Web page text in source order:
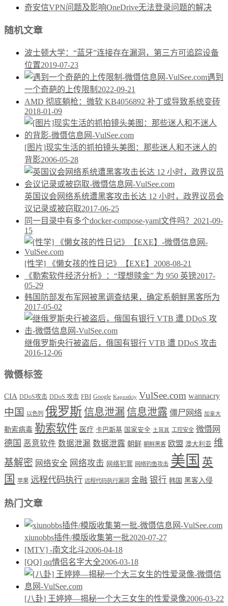
奇安信VPN问题及影响OneDrive无法登录问题的解决
随机文章
波士顿大学：“蓝牙”连接存在漏洞，第三方可追踪设备
位置2019-07-23
遇到
一个奇葩的上传限制 2022-09-21
AMD 彻底躺枪：微软 KB4056892 补丁或导致系统变砖
2018-01-09
[图片]现实生活的抓拍镜头美图：那些迷人和不迷人的
背影2006-05-28
英国议会网络系统遭黑客攻击长达 12 小时，政界议员会
议记录或被窃取2017-06-25
同一目录中有多个docker-compose-yaml文件吗？ 2021-09-
15
[性学] 《懒女孩的性日记》【EXE】 2008-08-21
《勒索软件经济分析》：“理想赎金” 为 950 英镑2017-
05-29
韩国防部发布军网被黑调查结果，确定系朝鲜黑客所为
2017-05-02
继俄罗斯央行被盗后，俄国有银行 VTB 遭 DDoS 攻击
2016-12-06
微慑标签
CIA DDoS攻击 DDoS 攻击 FBI Google Kapustkiy VulSee.com wannacry
中国 以色列 俄罗斯信息泄漏信息泄露 僵尸网络 加拿大
勒索病毒 勒索软件 医疗 卡巴斯基 国家安全 土耳其 工控安全 微慑网
德国 恶意软件 数据泄漏 数据泄露 朝鲜 朝鲜黑客 欧盟 澳大利亚 维
基解密 网络安全 网络攻击 网络犯罪 网络钓鱼攻击 美国 英
国
苹果 远程代码执行 远程代码执行漏洞 金融 银行 韩国 黑客入侵
热门文章
xiunobbs插件/模版收集第一批2020-07-27
[MTV] -南文北斗2006-04-18
[QQ] qq情侣名字大全2006-03-18
[八卦] 王婷婷—揭秘一个大三女生的性爱录像2006-03-22